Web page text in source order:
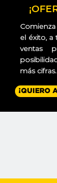
el éxito, a
ventas
más cifras.
¡QUIERO